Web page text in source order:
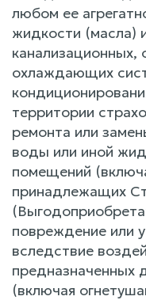
любом ее
жидкости (масла)
канализационных,
охлаждающих
территории
ремонта или
воды или иной
помещений
принадлежащих
повреждение или
вследствие
предназначенных
(включая